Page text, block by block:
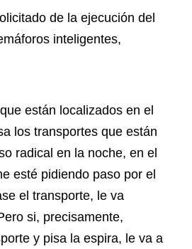
de la ejecución del
inteligentes,
están localizados en el
los transportes que están
radical en la noche, en el
esté pidiendo paso por el
el transporte, le va
si, precisamente,
y pisa la espira, le va a